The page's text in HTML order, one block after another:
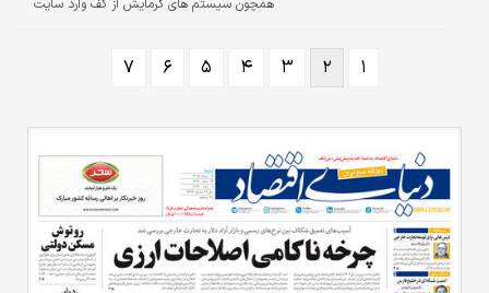
۱ ۲ ۳ ۴ ۵ ۶ ۷